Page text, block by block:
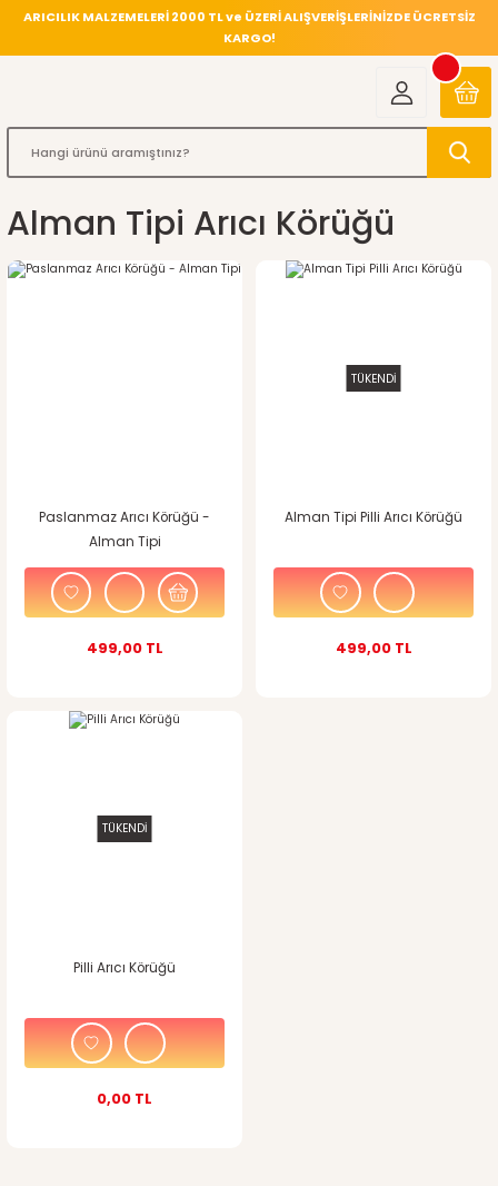
ARICILIK MALZEMELERİ 2000 TL ve ÜZERİ ALIŞVERİŞLERİNİZDE ÜCRETSİZ
KARGO!
Alman Tipi Arıcı Körüğü
Paslanmaz Arıcı Körüğü -
Alman Tipi
499,00 TL
TÜKENDİ
Alman Tipi Pilli Arıcı Körüğü
499,00 TL
TÜKENDİ
Pilli Arıcı Körüğü
0,00 TL